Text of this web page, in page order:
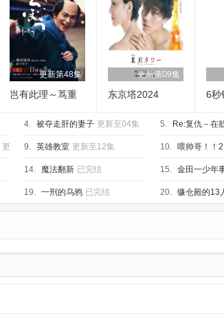
更新第48集
岂有此理～茑重
更新第09集
东京塔2024
6秒
的
4. 被夺走肝的妻子 更新至04集 5. Re:复仇－在
新第10集
更 9. 英雄教室 更新至12集 10. 喂帅哥！！2
14. 魔法翻新 已完结 15. 金田一少年
19. 一刑的乌鸦 已完结 20. 镰仓殿的13